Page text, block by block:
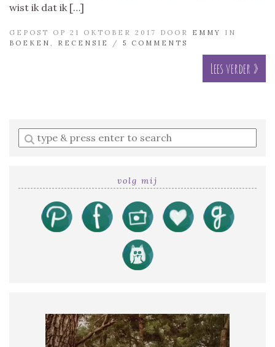
wist ik dat ik […]
GEPOST OP 21 OKTOBER 2017 DOOR EMMY
IN
BOEKEN
RECENSIE / 5 COMMENTS
Lees verder »
Enter
a
volg mij